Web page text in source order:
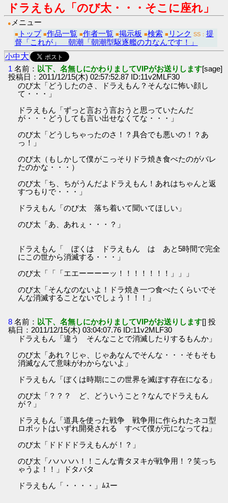
ドラえもん「のび太・・・そこに座れ」
● メニュー
■ トップ ■作品一覧 ■作者一覧 ■掲示板 ■検索 ■ リンク SS： 提
督「これが」 朝潮「朝潮型駆逐艦の力なんです！」
小中大
1 名前： 以下、名無しにかわりましてVIPがお送りします[sage]
投稿日：2011/12/15(木) 02:57:52.87 ID:11v2MLF30
のび太「どうしたのさ、ドラえもん？そんなに怖い顔し
て・・・」
ドラえもん「ずっと言おう言おうと思っていたんだ
が・・・どうしても言い出せなくてな・・・」
のび太「どうしちゃったのさ！？具合でも悪いの！？あ
っ！」
のび太（もしかして僕がこっそりドラ焼き食べたのがバレ
たのかな・・・）
のび太「ち、ちがうんだよドラえもん！あれはちゃんと返
すつもりで・・・」
ドラえもん「のび太 落ち着いて聞いてほしい」
のび太「あ、あれぇ・・・？」
ドラえもん「 ぼくは ドラえもん は あと5時間で完全
にこの世から消滅する・・・」
のび太「「「エエーーーーッ！！！！！！！」」」
のび太「そんなのないよ！ドラ焼き一つ食べたくらいでそ
んな消滅することないでしょう！！！」
8 名前： 以下、名無しにかわりましてVIPがお送りします[] 投
稿日：2011/12/15(木) 03:04:07.76 ID:11v2MLF30
ドラえもん「違う そんなことで消滅したりするもんか」
のび太「あれ？じゃ、じゃあなんでそんな・・・そもそも
消滅なんて意味がわからないよ」
ドラえもん「ぼくは時期にこの世界を滅ぼす存在になる」
のび太「？？？ ど、どういうこと？なんでドラえもん
が？」
ドラえもん「道具を使った戦争 戦争用に作られたネコ型
ロボットはいずれ開発される すべて僕が元になってね」
のび太「ドドドドラえもんが！？」
のび太「ハハハハ！！こんな青タヌキが戦争用！？笑っち
ゃうよ！！」ドタバタ
ドラえもん「・・・・」ﾑｽー